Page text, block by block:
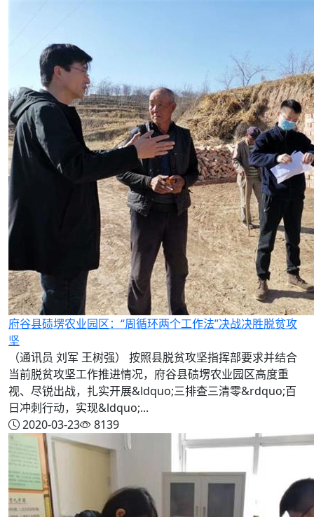
府谷县碛塄农业园区：“周循环两个工作法”决战决胜脱贫攻
坚
（通讯员 刘军 王树强） 按照县脱贫攻坚指挥部要求并结合
当前脱贫攻坚工作推进情况，府谷县碛塄农业园区高度重
视、尽锐出战，扎实开展&ldquo;三排查三清零&rdquo;百
日冲刺行动，实现&ldquo;...
2020-03-23
8139